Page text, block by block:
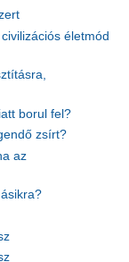
életmód
borul fel?
zsírt?
az